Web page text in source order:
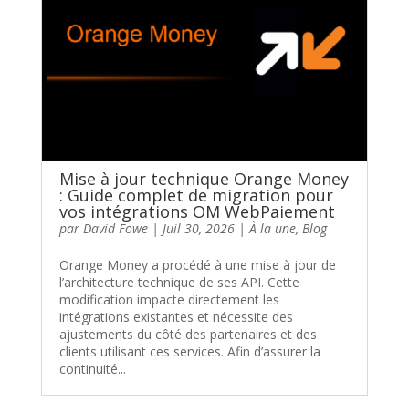
Mise à jour technique Orange Money
: Guide complet de migration pour
vos intégrations OM WebPaiement
par David Fowe| Juil 30, 2026|À la une, Blog
Orange Money a procédé à une mise à jour de
l’architecture technique de ses API. Cette
modification impacte directement les
intégrations existantes et nécessite des
ajustements du côté des partenaires et des
clients utilisant ces services. Afin d’assurer la
continuité...